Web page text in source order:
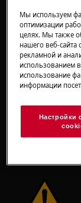
Всегда
бытовой
человека.
перчатки
перчатки,
Мы используем
оптимизации
целях. Мы также
нашего веб-сайта
рекламной и
использованием
использование
информации
Настройки